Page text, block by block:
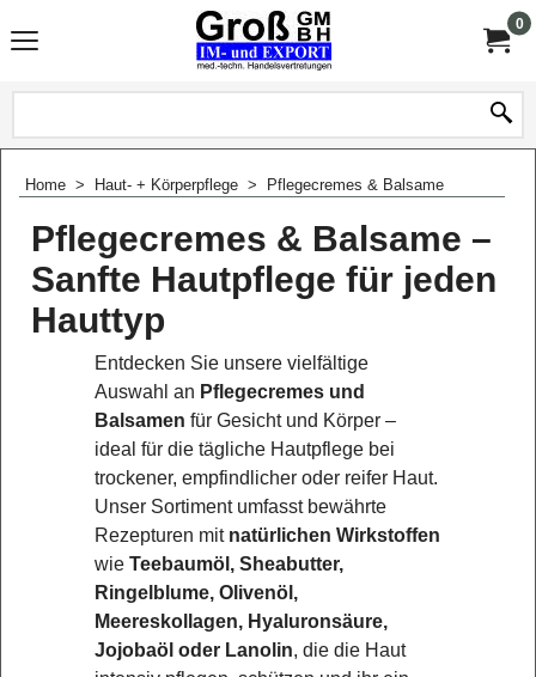
0
Home > Haut- + Körperpflege > Pflegecremes & Balsame
Pflegecremes & Balsame –
Sanfte Hautpflege für jeden
Hauttyp
Entdecken Sie unsere vielfältige
Auswahl an Pflegecremes und
Balsamen für Gesicht und Körper –
ideal für die tägliche Hautpflege bei
trockener, empfindlicher oder reifer Haut.
Unser Sortiment umfasst bewährte
Rezepturen mit natürlichen Wirkstoffen
wie Teebaumöl, Sheabutter,
Ringelblume, Olivenöl,
Meereskollagen, Hyaluronsäure,
Jojobaöl oder Lanolin, die die Haut